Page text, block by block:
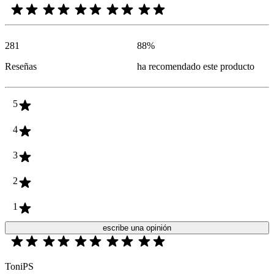
281
Reseñas
88%
ha recomendado este producto
5
4
3
2
1
escribe una opinión
ToniPS